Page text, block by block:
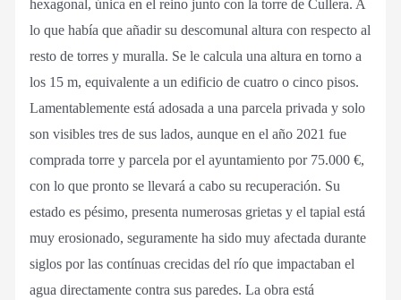
hexagonal, única en el reino junto con la torre de Cullera. A
lo que había que añadir su descomunal altura con respecto al
resto de torres y muralla. Se le calcula una altura en torno a
los 15 m, equivalente a un edificio de cuatro o cinco pisos.
Lamentablemente está adosada a una parcela privada y solo
son visibles tres de sus lados, aunque en el año 2021 fue
comprada torre y parcela por el ayuntamiento por 75.000 €,
con lo que pronto se llevará a cabo su recuperación. Su
estado es pésimo, presenta numerosas grietas y el tapial está
muy erosionado, seguramente ha sido muy afectada durante
siglos por las contínuas crecidas del río que impactaban el
agua directamente contra sus paredes. La obra está